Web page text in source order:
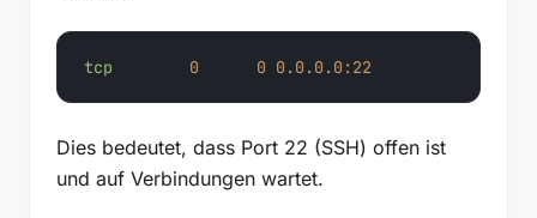
tcp 0 0 0.0.0.0:22
Dies bedeutet, dass Port 22 (SSH) offen ist
und auf Verbindungen wartet.